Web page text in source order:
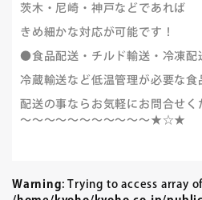
茨木・尼崎・神戸などであれば
きめ細かな対応が可能です！
●食品配送・チルド輸送・冷凍配
冷蔵輸送など低温管理が必要な食
配送の事ならお気軽にお問合せ
～～～～～～～～～～～★☆★
Warning: Trying to access array